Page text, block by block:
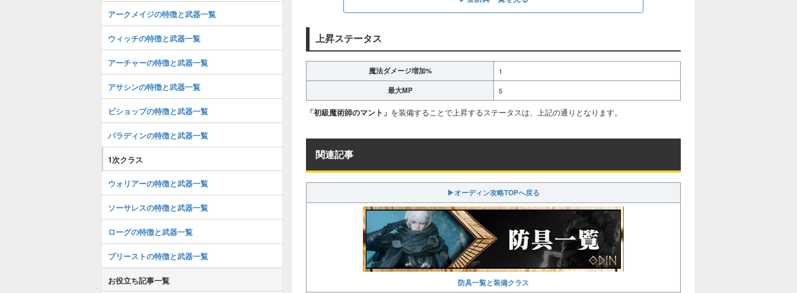
上昇ステータス
魔法ダメージ増加% 1
最大MP 5
「初級魔術師のマント」 を装備することで上昇するステータスは、上記の通りとなります。
関連記事
▶オーディン攻略TOPへ戻る
防具一覧と装備クラス
アークメイジの特徴と武器一覧
ウィッチの特徴と武器一覧
アーチャーの特徴と武器一覧
アサシンの特徴と武器一覧
ビショップの特徴と武器一覧
パラディンの特徴と武器一覧
1次クラス
ウォリアーの特徴と武器一覧
ソーサレスの特徴と武器一覧
ローグの特徴と武器一覧
プリーストの特徴と武器一覧
お役立ち記事一覧